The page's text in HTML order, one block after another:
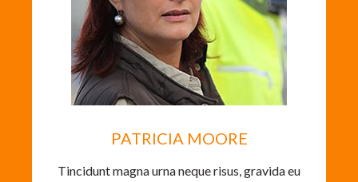
PATRICIA MOORE
Tincidunt magna urna neque risus, gravida eu